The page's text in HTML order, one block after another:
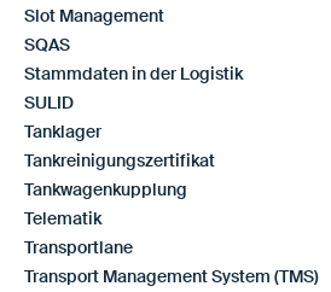
Slot Management
SQAS
Stammdaten in der Logistik
SULID
Tanklager
Tankreinigungszertifikat
Tankwagenkupplung
Telematik
Transportlane
Transport Management System (TMS)